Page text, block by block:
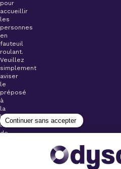
pour
accueillir
les
personnes
en
fauteuil
roulant.
Veuillez
simplement
aviser
le
préposé
à
la
billetterie
lors
de